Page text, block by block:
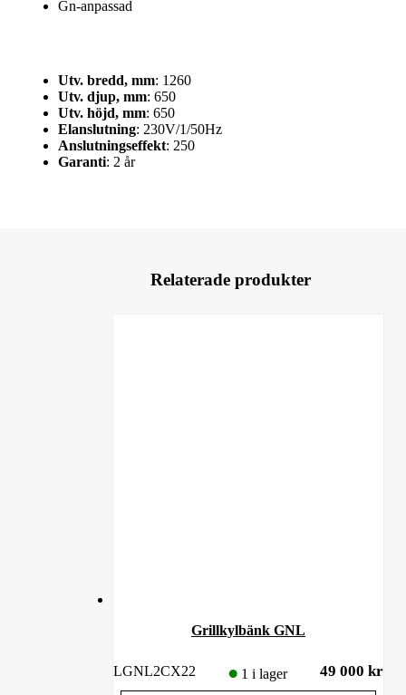
Gn-anpassad
Utv. bredd, mm: 1260
Utv. djup, mm: 650
Utv. höjd, mm: 650
Elanslutning: 230V/1/50Hz
Anslutningseffekt: 250
Garanti: 2 år
Relaterade produkter
Grillkylbänk GNL
LGNL2CX22 1 i lager 49 000 kr